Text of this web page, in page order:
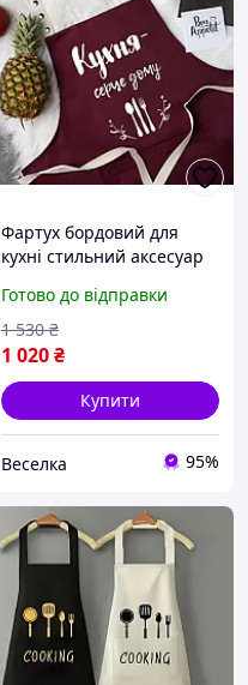
Фартух бордовий для
кухні стильний аксесуар
одягу від забруднень
FLAME
Готово до відправки
1 020₴
1 530 ₴
Купити
Веселка 95%